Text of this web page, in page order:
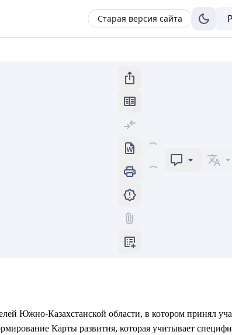
Старая версия сайта
Южно-Казахстанской области, в котором принял
Карты развития, которая учитывает